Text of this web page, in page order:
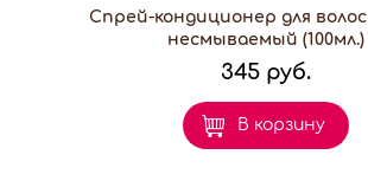
Спрей-кондиционер для
несмываемый (100мл.)
345 руб.
В корзину